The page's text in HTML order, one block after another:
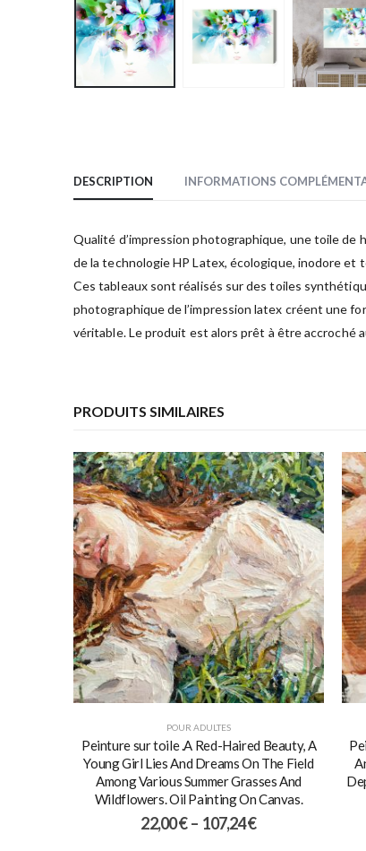
DESCRIPTION INFORMATIONS
Qualité d’impression photographique, une toile de
de la technologie HP Latex, écologique, inodore et
Ces tableaux sont réalisés sur des toiles
photographique de l’impression latex créent une
véritable. Le produit est alors prêt à être accroché
PRODUITS SIMILAIRES
POUR ADULTES
Peinture sur toile .A Red-Haired Beauty, A
Young Girl Lies And Dreams On The Field
Among Various Summer Grasses And
Wildflowers. Oil Painting On Canvas.
22,00€ – 107,24€